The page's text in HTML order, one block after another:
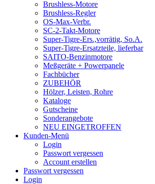
Brushless-Motore
Brushless-Regler
OS-Max-Verbr.
SC-2-Takt-Motore
Super-Tigre-Ers.,vorrätig, So.A.
Super-Tigre-Ersatzteile, lieferbar
SAITO-Benzinmotore
Meßgeräte + Powerpanele
Fachbücher
ZUBEHÖR
Hölzer, Leisten, Rohre
Kataloge
Gutscheine
Sonderangebote
NEU EINGETROFFEN
Kunden-Menü
Login
Passwort vergessen
Account erstellen
Passwort vergessen
Login